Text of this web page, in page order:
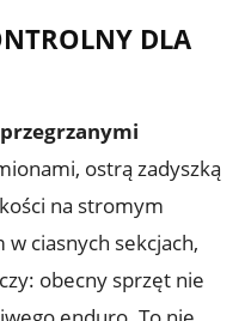
DLA
przegrzanymi
ostrą zadyszką
na stromym
ciasnych sekcjach,
obecny sprzęt nie